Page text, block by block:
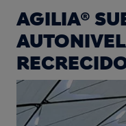
AGILIA®
Image